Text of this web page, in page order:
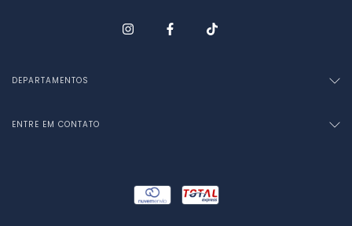
DEPARTAMENTOS
ENTRE EM CONTATO